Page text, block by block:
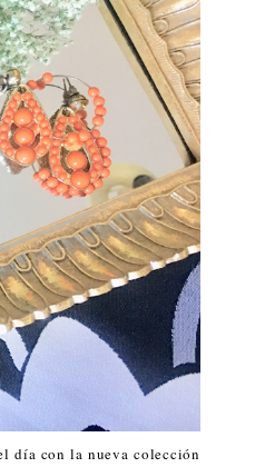
día con la nueva colección